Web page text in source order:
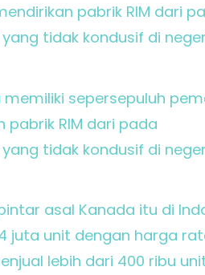
memiliki sepersepuluh
pabrik RIM dari pada
tidak kondusif di
asal Kanada itu di
juta unit dengan harga
lebih dari 400 ribu